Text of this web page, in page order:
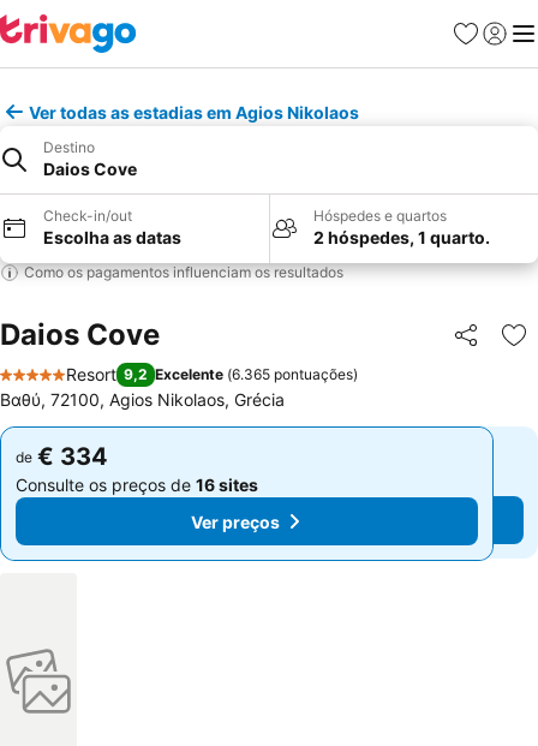
Favoritos
Iniciar
Ver todas as estadias em Agios Nikolaos
Destino
Daios Cove
Check-in/out
Escolha as datas
Hóspedes e quartos
2 hóspedes, 1 quarto.
Como os pagamentos influenciam os resultados
Daios Cove Partilhar
5 Estrelas
Resort 9,2 Excelente (6.365 pontuações)
Βαθύ, 72100, Agios Nikolaos, Grécia
de € 334
Consulte os preços de 16 sites
Ver preços
de € 334
Consulte os preços de 16 sites
Ver preços